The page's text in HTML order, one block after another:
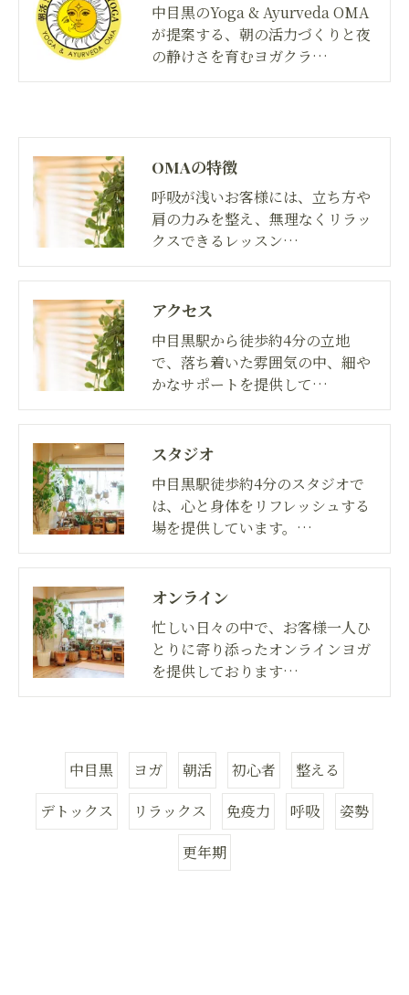
中目黒のYoga & Ayurveda OMA
が提案する、朝の活力づくりと夜
の静けさを育むヨガクラ…
OMAの特徴
呼吸が浅いお客様には、立ち方や
肩の力みを整え、無理なくリラッ
クスできるレッスン…
アクセス
中目黒駅から徒歩約4分の立地
で、落ち着いた雰囲気の中、細や
かなサポートを提供して…
スタジオ
中目黒駅徒歩約4分のスタジオで
は、心と身体をリフレッシュする
場を提供しています。…
オンライン
忙しい日々の中で、お客様一人ひ
とりに寄り添ったオンラインヨガ
を提供しております…
中目黒 ヨガ 朝活 初心者
整える
デトックス
リラックス 免疫力 呼吸
姿勢
更年期